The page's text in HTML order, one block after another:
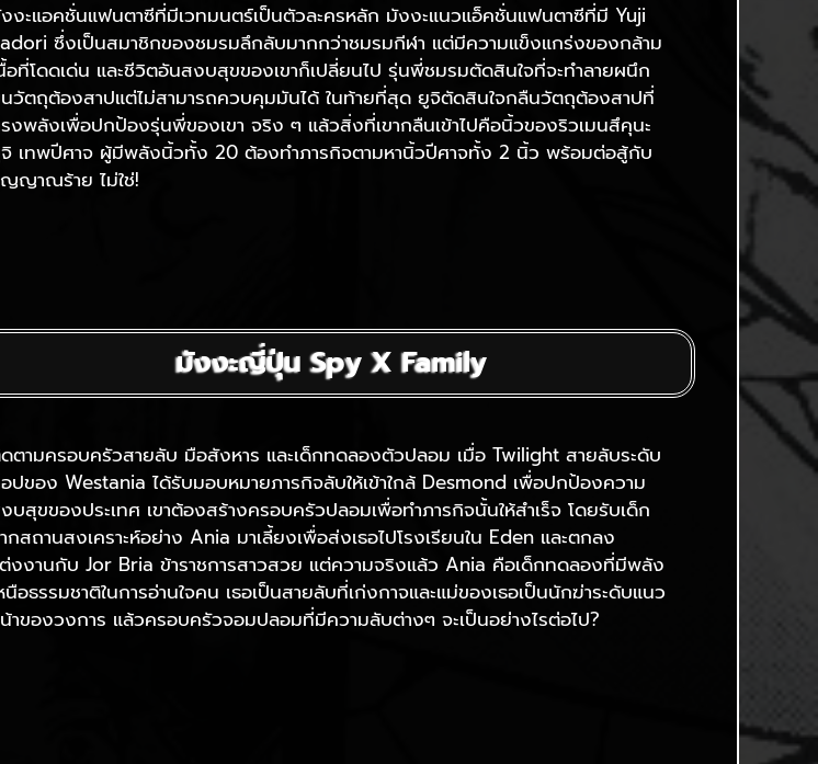
งะแอคชั่นแฟนตาซีที่มีเวทมนตร์เป็นตัวละครหลัก มังงะแนวแอ็คชั่นแฟนตาซีที่มี Yuji
ซึ่งเป็นสมาชิกของชมรมลึกลับมากกว่าชมรมกีฬา แต่มีความแข็งแกร่งของกล้าม
อที่โดดเด่น และชีวิตอันสงบสุขของเขาก็เปลี่ยนไป รุ่นพี่ชมรมตัดสินใจที่จะทำลายผนึก
วัตถุต้องสาปแต่ไม่สามารถควบคุมมันได้ ในท้ายที่สุด ยูจิตัดสินใจกลืนวัตถุต้องสาปที่
งพลังเพื่อปกป้องรุ่นพี่ของเขา จริง ๆ แล้วสิ่งที่เขากลืนเข้าไปคือนิ้วของริวเมนสึคุนะ
เทพปีศาจ ผู้มีพลังนิ้วทั้ง 20 ต้องทำภารกิจตามหานิ้วปีศาจทั้ง 2 นิ้ว พร้อมต่อสู้กับ
ญาณร้าย ไม่ใช่!
มังงะญี่ปุ่น Spy X Family
ตามครอบครัวสายลับ มือสังหาร และเด็กทดลองตัวปลอม เมื่อ Twilight สายลับระดับ
ปของ Westania ได้รับมอบหมายภารกิจลับให้เข้าใกล้ Desmond เพื่อปกป้องความ
บสุขของประเทศ เขาต้องสร้างครอบครัวปลอมเพื่อทำภารกิจนั้นให้สำเร็จ โดยรับเด็ก
กสถานสงเคราะห์อย่าง Ania มาเลี้ยงเพื่อส่งเธอไปโรงเรียนใน Eden และตกลง
งงานกับ Jor Bria ข้าราชการสาวสวย แต่ความจริงแล้ว Ania คือเด็กทดลองที่มีพลัง
นือธรรมชาติในการอ่านใจคน เธอเป็นสายลับที่เก่งกาจและแม่ของเธอเป็นนักฆ่าระดับแนว
าของวงการ แล้วครอบครัวจอมปลอมที่มีความลับต่างๆ จะเป็นอย่างไรต่อไป?